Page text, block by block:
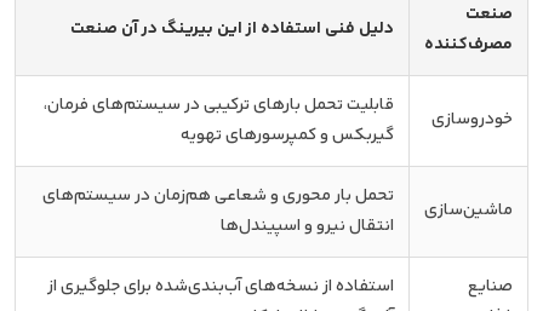
صنعت
مصرف‌کننده
دلیل فنی استفاده از این بیرینگ در آن صنعت
خودروسازی
قابلیت تحمل بارهای ترکیبی در سیستم‌های فرمان،
گیربکس و کمپرسورهای تهویه
ماشین‌سازی
تحمل بار محوری و شعاعی هم‌زمان در سیستم‌های
انتقال نیرو و اسپیندل‌ها
صنایع
استفاده از نسخه‌های آب‌بندی‌شده برای جلوگیری از